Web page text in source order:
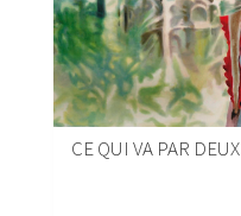
CE QUI VA PAR DEUX